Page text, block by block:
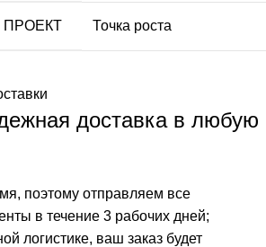
Точка роста
доставка в любую
поэтому отправляем все
в течение 3 рабочих дней;
логистике, ваш заказ будет